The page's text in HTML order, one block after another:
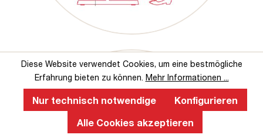
Diese Website verwendet Cookies, um eine bestmögliche
Erfahrung bieten zu können. Mehr Informationen ...
Nur technisch notwendige
Konfigurieren
Alle Cookies akzeptieren